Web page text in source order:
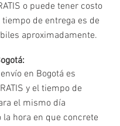
o puede tener costo
tiempo de entrega es de
aproximadamente.
en Bogotá es
y el tiempo de
el mismo día
la hora en que concrete